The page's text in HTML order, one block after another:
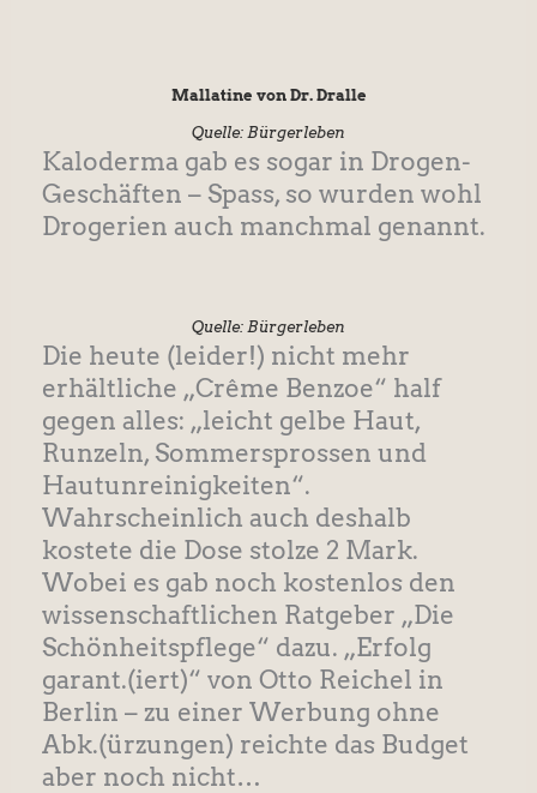
Mallatine von Dr. Dralle
Quelle: Bürgerleben
Kaloderma gab es sogar in Drogen-
Geschäften – Spass, so wurden wohl
Drogerien auch manchmal genannt.
Quelle: Bürgerleben
Die heute (leider!) nicht mehr
erhältliche „Crême Benzoe“ half
gegen alles: „leicht gelbe Haut,
Runzeln, Sommersprossen und
Hautunreinigkeiten“.
Wahrscheinlich auch deshalb
kostete die Dose stolze 2 Mark.
Wobei es gab noch kostenlos den
wissenschaftlichen Ratgeber „Die
Schönheitspflege“ dazu. „Erfolg
garant.(iert)“ von Otto Reichel in
Berlin – zu einer Werbung ohne
Abk.(ürzungen) reichte das Budget
aber noch nicht…